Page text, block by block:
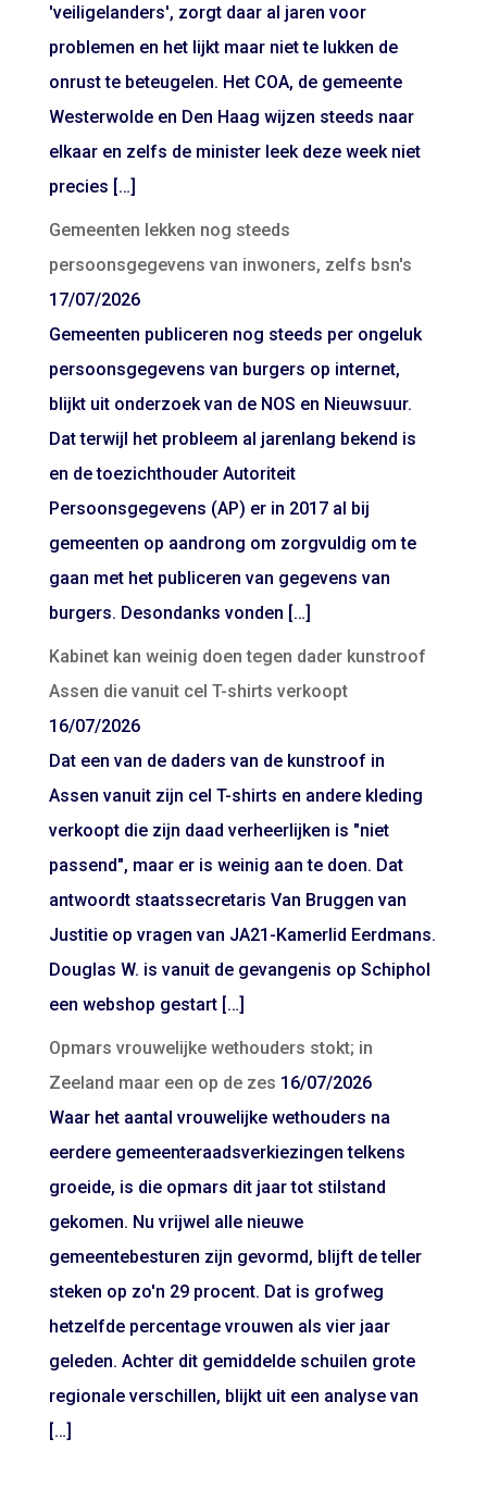
'veiligelanders', zorgt daar al jaren voor
problemen en het lijkt maar niet te lukken de
onrust te beteugelen. Het COA, de gemeente
Westerwolde en Den Haag wijzen steeds naar
elkaar en zelfs de minister leek deze week niet
precies […]
Gemeenten lekken nog steeds
persoonsgegevens van inwoners, zelfs bsn's
17/07/2026
Gemeenten publiceren nog steeds per ongeluk
persoonsgegevens van burgers op internet,
blijkt uit onderzoek van de NOS en Nieuwsuur.
Dat terwijl het probleem al jarenlang bekend is
en de toezichthouder Autoriteit
Persoonsgegevens (AP) er in 2017 al bij
gemeenten op aandrong om zorgvuldig om te
gaan met het publiceren van gegevens van
burgers. Desondanks vonden […]
Kabinet kan weinig doen tegen dader kunstroof
Assen die vanuit cel T-shirts verkoopt
16/07/2026
Dat een van de daders van de kunstroof in
Assen vanuit zijn cel T-shirts en andere kleding
verkoopt die zijn daad verheerlijken is "niet
passend", maar er is weinig aan te doen. Dat
antwoordt staatssecretaris Van Bruggen van
Justitie op vragen van JA21-Kamerlid Eerdmans.
Douglas W. is vanuit de gevangenis op Schiphol
een webshop gestart […]
Opmars vrouwelijke wethouders stokt; in
Zeeland maar een op de zes 16/07/2026
Waar het aantal vrouwelijke wethouders na
eerdere gemeenteraadsverkiezingen telkens
groeide, is die opmars dit jaar tot stilstand
gekomen. Nu vrijwel alle nieuwe
gemeentebesturen zijn gevormd, blijft de teller
steken op zo'n 29 procent. Dat is grofweg
hetzelfde percentage vrouwen als vier jaar
geleden. Achter dit gemiddelde schuilen grote
regionale verschillen, blijkt uit een analyse van
[…]